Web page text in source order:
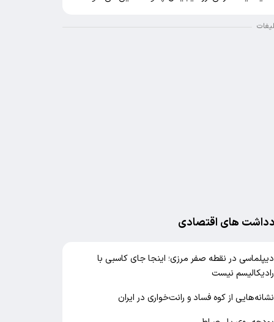
های اقتصادی
دیپلماسی در نقطه صفر مرزی؛ اینجا جای کاسبی با
رادیکالیسم نیست
نشانه‌هایی از کوه فساد و رانت‌خواری در ایران